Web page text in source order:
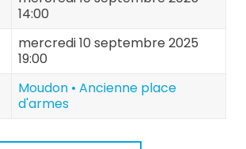
14:00
mercredi 10 septembre 2025
19:00
Moudon • Ancienne place
d'armes